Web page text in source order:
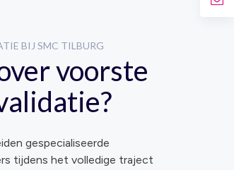
BIJ SMC TILBURG
voorste
gespecialiseerde
tijdens het volledige traject